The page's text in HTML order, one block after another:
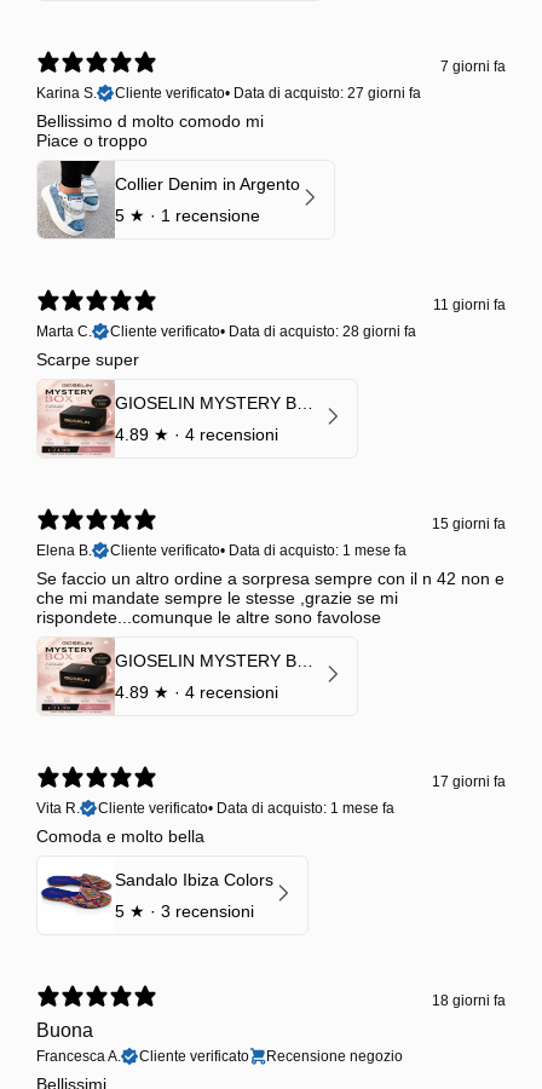
7 giorni fa
Karina S.
Cliente verificato• Data di acquisto: 27 giorni fa
Bellissimo d molto comodo mi
Piace o troppo
Collier Denim in Argento
5 ★ · 1 recensione
11 giorni fa
Marta C.
Cliente verificato• Data di acquisto: 28 giorni fa
Scarpe super
GIOSELIN MYSTERY BOX | €24,99 → Valore garantito minimo €70
4.89 ★ · 4 recensioni
15 giorni fa
Elena B.
Cliente verificato• Data di acquisto: 1 mese fa
Se faccio un altro ordine a sorpresa sempre con il n 42 non e
che mi mandate sempre le stesse ,grazie se mi
rispondete...comunque le altre sono favolose
GIOSELIN MYSTERY BOX | €24,99 → Valore garantito minimo €70
4.89 ★ · 4 recensioni
17 giorni fa
Vita R.
Cliente verificato• Data di acquisto: 1 mese fa
Comoda e molto bella
Sandalo Ibiza Colors
5 ★ · 3 recensioni
18 giorni fa
Buona
Francesca A. Cliente verificato Recensione negozio
Bellissimi